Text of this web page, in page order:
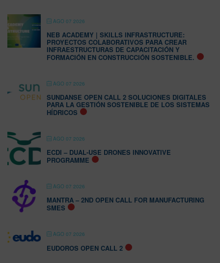
AGO 07 2026
NEB ACADEMY | SKILLS INFRASTRUCTURE:
PROYECTOS COLABORATIVOS PARA CREAR
INFRAESTRUCTURAS DE CAPACITACIÓN Y
FORMACIÓN EN CONSTRUCCIÓN SOSTENIBLE.
AGO 07 2026
SUNDANSE OPEN CALL 2 SOLUCIONES DIGITALES
PARA LA GESTIÓN SOSTENIBLE DE LOS SISTEMAS
HÍDRICOS
AGO 07 2026
ECDI – DUAL-USE DRONES INNOVATIVE
PROGRAMME
AGO 07 2026
MANTRA – 2ND OPEN CALL FOR MANUFACTURING
SMES
AGO 07 2026
EUDOROS OPEN CALL 2